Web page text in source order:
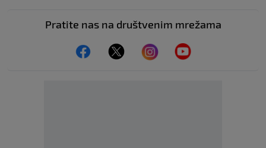
Pratite nas na društvenim mrežama